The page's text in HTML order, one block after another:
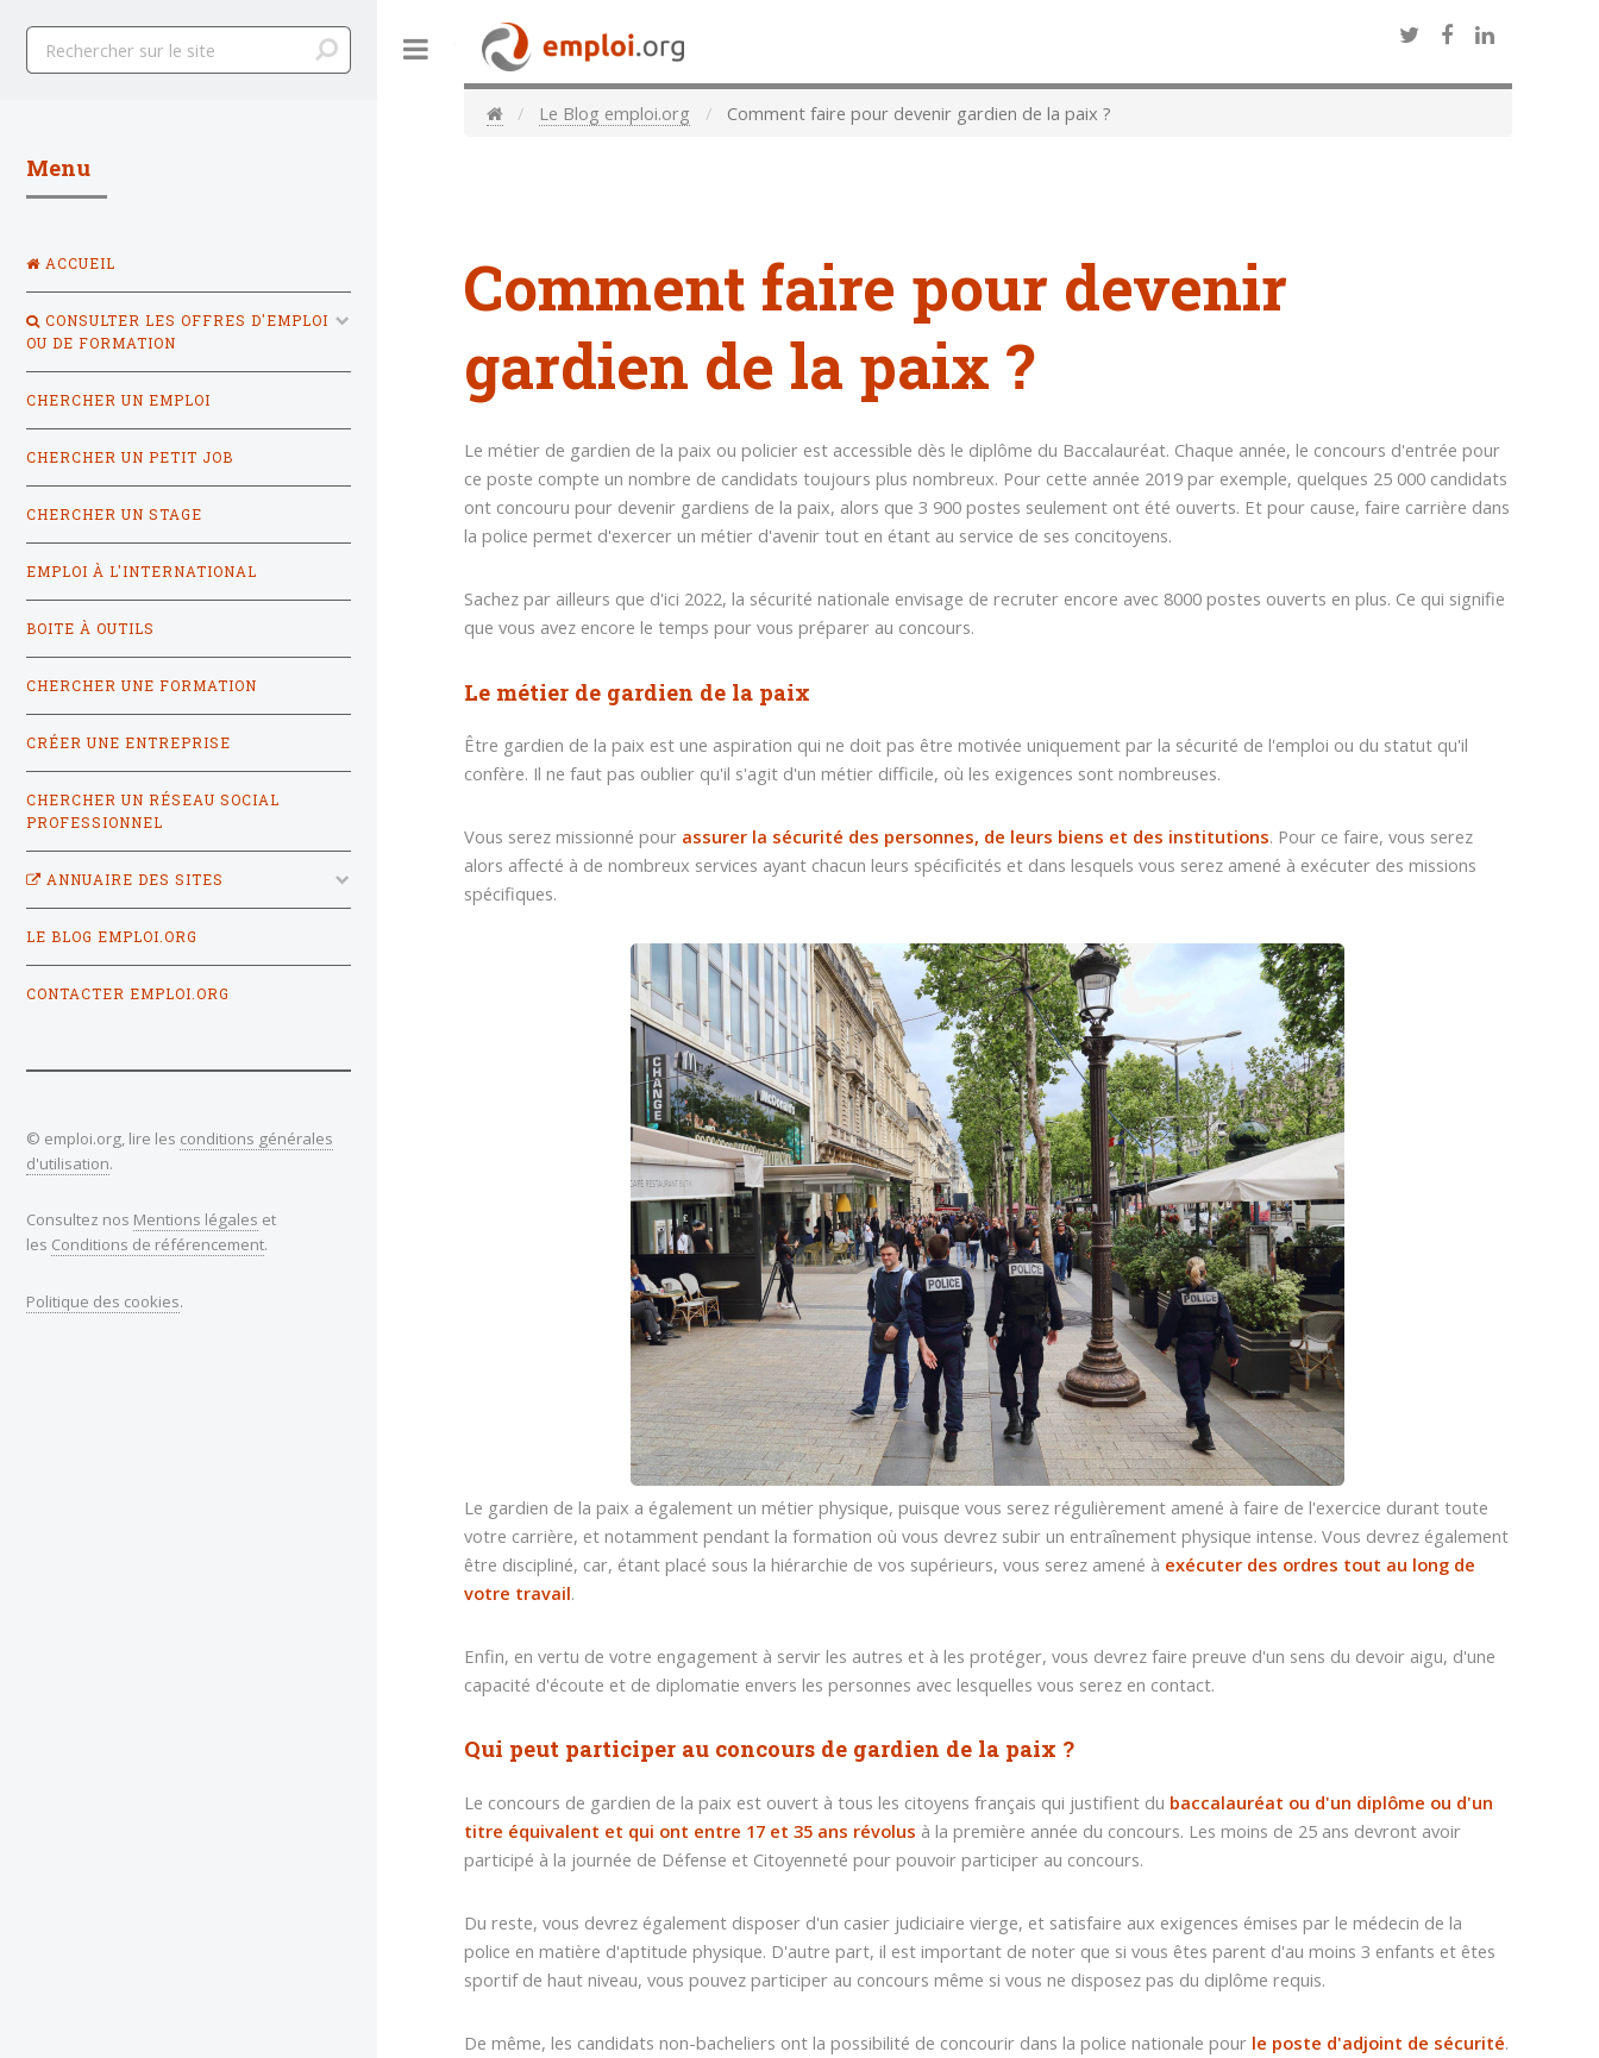
Le Blog emploi.org Comment faire pour devenir gardien de la paix ?
Comment faire pour devenir
gardien de la paix ?
Le métier de gardien de la paix ou policier est accessible dès le diplôme du Baccalauréat. Chaque année, le concours d'entrée pour
ce poste compte un nombre de candidats toujours plus nombreux. Pour cette année 2019 par exemple, quelques 25 000 candidats
ont concouru pour devenir gardiens de la paix, alors que 3 900 postes seulement ont été ouverts. Et pour cause, faire carrière dans
la police permet d'exercer un métier d'avenir tout en étant au service de ses concitoyens.
Sachez par ailleurs que d'ici 2022, la sécurité nationale envisage de recruter encore avec 8000 postes ouverts en plus. Ce qui signifie
que vous avez encore le temps pour vous préparer au concours.
Le métier de gardien de la paix
Être gardien de la paix est une aspiration qui ne doit pas être motivée uniquement par la sécurité de l'emploi ou du statut qu'il
confère. Il ne faut pas oublier qu'il s'agit d'un métier difficile, où les exigences sont nombreuses.
Vous serez missionné pour assurer la sécurité des personnes, de leurs biens et des institutions. Pour ce faire, vous serez
alors affecté à de nombreux services ayant chacun leurs spécificités et dans lesquels vous serez amené à exécuter des missions
spécifiques.
Le gardien de la paix a également un métier physique, puisque vous serez régulièrement amené à faire de l'exercice durant toute
votre carrière, et notamment pendant la formation où vous devrez subir un entraînement physique intense. Vous devrez également
être discipliné, car, étant placé sous la hiérarchie de vos supérieurs, vous serez amené à exécuter des ordres tout au long de
votre travail.
Enfin, en vertu de votre engagement à servir les autres et à les protéger, vous devrez faire preuve d'un sens du devoir aigu, d'une
capacité d'écoute et de diplomatie envers les personnes avec lesquelles vous serez en contact.
Qui peut participer au concours de gardien de la paix ?
Le concours de gardien de la paix est ouvert à tous les citoyens français qui justifient du baccalauréat ou d'un diplôme ou d'un
titre équivalent et qui ont entre 17 et 35 ans révolus à la première année du concours. Les moins de 25 ans devront avoir
participé à la journée de Défense et Citoyenneté pour pouvoir participer au concours.
Du reste, vous devrez également disposer d'un casier judiciaire vierge, et satisfaire aux exigences émises par le médecin de la
police en matière d'aptitude physique. D'autre part, il est important de noter que si vous êtes parent d'au moins 3 enfants et êtes
sportif de haut niveau, vous pouvez participer au concours même si vous ne disposez pas du diplôme requis.
De même, les candidats non-bacheliers ont la possibilité de concourir dans la police nationale pour le poste d'adjoint de sécurité.
Menu
ACCUEIL
CONSULTER LES OFFRES D'EMPLOI
OU DE FORMATION
CHERCHER UN EMPLOI
CHERCHER UN PETIT JOB
CHERCHER UN STAGE
EMPLOI À L'INTERNATIONAL
BOITE À OUTILS
CHERCHER UNE FORMATION
CRÉER UNE ENTREPRISE
CHERCHER UN RÉSEAU SOCIAL
PROFESSIONNEL
ANNUAIRE DES SITES
LE BLOG EMPLOI.ORG
CONTACTER EMPLOI.ORG
© emploi.org, lire les conditions générales
d'utilisation.
Consultez nos Mentions légales et
les Conditions de référencement.
Politique des cookies.
Toggle